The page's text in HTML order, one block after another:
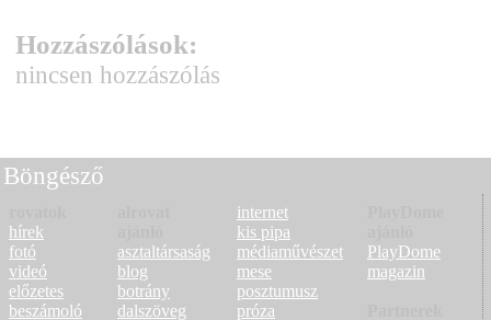
Hozzászólások:
nincsen hozzászólás
Böngésző
hírek
fotó
videó
előzetes
beszámoló
asztaltársaság
blog
botrány
dalszöveg
internet
kis pipa
médiaművészet
mese
posztumusz
próza
PlayDome
magazin